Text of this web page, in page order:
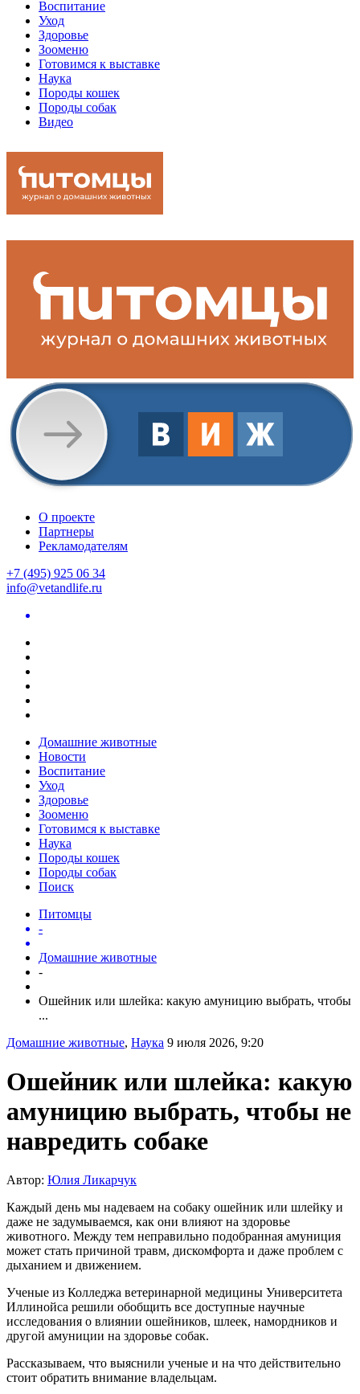
Воспитание
Уход
Здоровье
Зооменю
Готовимся к выставке
Наука
Породы кошек
Породы собак
Видео
О проекте
Партнеры
Рекламодателям
+7 (495) 925 06 34
info@vetandlife.ru
Домашние животные
Новости
Воспитание
Уход
Здоровье
Зооменю
Готовимся к выставке
Наука
Породы кошек
Породы собак
Поиск
Питомцы
-
Домашние животные
-
Ошейник или шлейка: какую амуницию выбрать, чтобы
...
Домашние животные, Наука 9 июля 2026, 9:20
Ошейник или шлейка: какую
амуницию выбрать, чтобы не
навредить собаке
Автор: Юлия Ликарчук
Каждый день мы надеваем на собаку ошейник или шлейку и
даже не задумываемся, как они влияют на здоровье
животного. Между тем неправильно подобранная амуниция
может стать причиной травм, дискомфорта и даже проблем с
дыханием и движением.
Ученые из Колледжа ветеринарной медицины Университета
Иллинойса решили обобщить все доступные научные
исследования о влиянии ошейников, шлеек, намордников и
другой амуниции на здоровье собак.
Рассказываем, что выяснили ученые и на что действительно
стоит обратить внимание владельцам.